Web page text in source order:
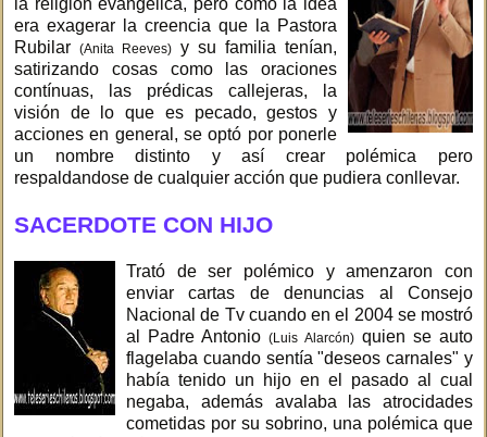
la religión evangélica, pero como la idea
era exagerar la creencia que la Pastora
Rubilar (Anita Reeves) y su familia tenían,
satirizando cosas como las oraciones
contínuas, las prédicas callejeras, la
visión de lo que es pecado, gestos y
acciones en general, se optó por ponerle
un nombre distinto y así crear polémica pero
respaldandose de cualquier acción que pudiera conllevar.
SACERDOTE CON HIJO
Trató de ser polémico y amenzaron con
enviar cartas de denuncias al Consejo
Nacional de Tv cuando en el 2004 se mostró
al Padre Antonio(Luis Alarcón)quien se auto
flagelaba cuando sentía "deseos carnales" y
había tenido un hijo en el pasado al cual
negaba, además avalaba las atrocidades
cometidas por su sobrino, una polémica que